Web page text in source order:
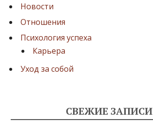
с
е
й
Новости
Отношения
Психология успеха
Карьера
Уход за собой
СВЕЖИЕ ЗАПИСИ